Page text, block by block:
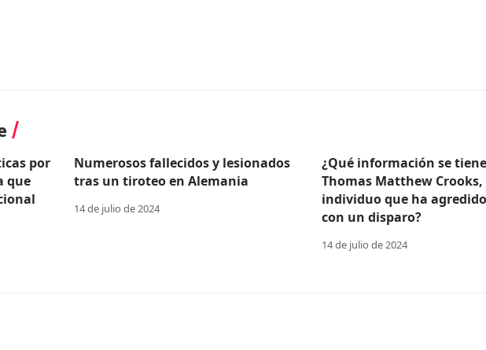
por
que
Numerosos fallecidos y lesionados
tras un tiroteo en Alemania
14 de julio de 2024
¿Qué información se
Thomas Matthew Crooks,
individuo que ha
con un disparo?
14 de julio de 2024